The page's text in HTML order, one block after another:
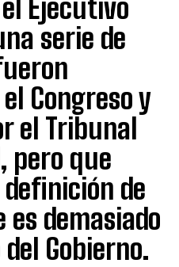
Ejecutivo
serie de
Congreso y
el Tribunal
pero que
de
demasiado
Gobierno.